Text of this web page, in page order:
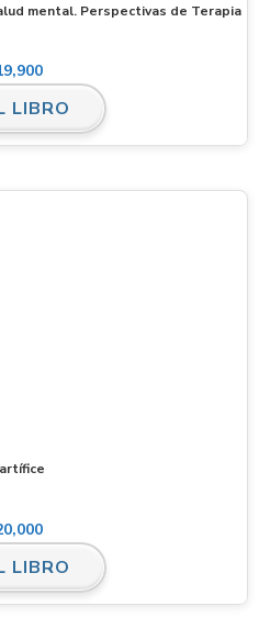
mental. Perspectivas de Terapia
LIBRO
LIBRO